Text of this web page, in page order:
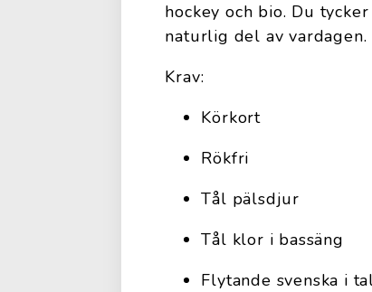
hockey och bio. Du
naturlig del av vardagen.
Krav:
Körkort
Rökfri
Tål pälsdjur
Tål klor i bassäng
Flytande svenska i